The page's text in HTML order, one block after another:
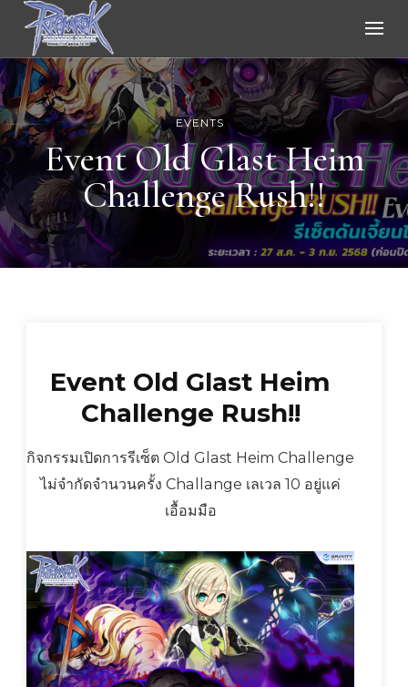
Ragnarok Online
EVENTS
Event Old Glast Heim
Challenge Rush!!
Event Old Glast Heim
Challenge Rush!!
กิจกรรมเปิดการรีเซ็ต Old Glast Heim Challenge
ไม่จำกัดจำนวนครั้ง Challange เลเวล 10 อยู่แค่
เอื้อมมือ